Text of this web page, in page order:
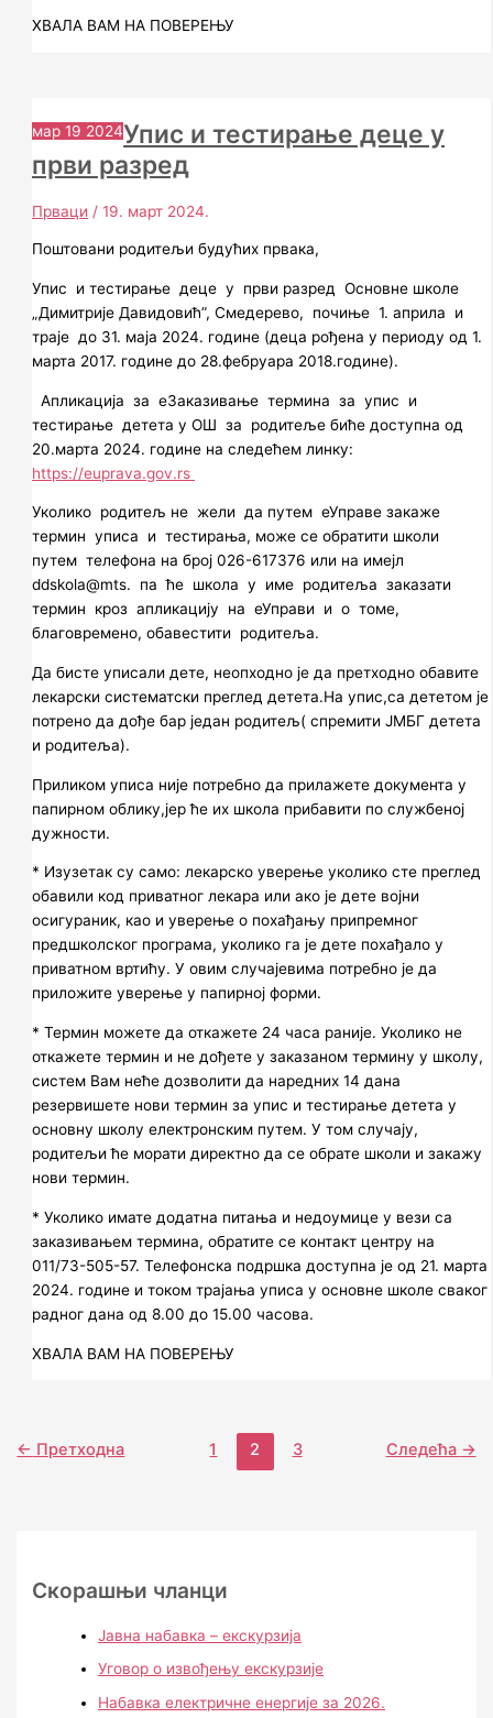
ХВАЛА ВАМ НА ПОВЕРЕЊУ
мар 19 2024Упис и тестирање деце у
први разред
Прваци /19. март 2024.
Поштовани родитељи будућих првака,
Упис и тестирање деце у први разред Основне школе
„Димитрије Давидовић”, Смедерево, почиње 1. aприла и
траје до 31. маја 2024. године (деца рођена у периоду од 1.
марта 2017. године до 28.фебруара 2018.године).
Апликација за еЗаказивање термина за упис и
тестирање детета у ОШ за родитеље биће доступна од
20.марта 2024. године на следећем линку:
https://euprava.gov.rs
Уколико родитељ не жели да путем еУправе закаже
термин уписа и тестирања, може се обратити школи
путем телефона на број 026-617376 или на имејл
ddskola@mts. па ће школа у име родитеља заказати
термин кроз апликацију на еУправи и о томе,
благовремено, обавестити родитеља.
Да бисте уписали дете, неопходно је да претходно обавите
лекарски систематски преглед детета.На упис,са дететом је
потрено да дође бар један родитељ( спремити ЈМБГ детета
и родитеља).
Приликом уписа није потребно да прилажете документа у
папирном облику,јер ће их школа прибавити по службеној
дужности.
* Изузетак су само: лекарско уверење уколико сте преглед
обавили код приватног лекара или ако је дете војни
осигураник, као и уверење о похађању припремног
предшколског програма, уколико га је дете похађало у
приватном вртићу. У овим случајевима потребно је да
приложите уверење у папирној форми.
* Термин можете да откажете 24 часа раније. Уколико не
откажете термин и не дођете у заказаном термину у школу,
систем Вам неће дозволити да наредних 14 дана
резервишете нови термин за упис и тестирање детета у
основну школу електронским путем. У том случају,
родитељи ће морати директно да се обрате школи и закажу
нови термин.
* Уколико имате додатна питања и недоумице у вези са
заказивањем термина, обратите се контакт центру на
011/73-505-57. Телефонска подршка доступна је од 21. марта
2024. године и током трајања уписа у основне школе сваког
радног дана од 8.00 до 15.00 часова.
ХВАЛА ВАМ НА ПОВЕРЕЊУ
← Претходна 1 2 3 Следећа →
Скорашњи чланци
Јавна набавка – екскурзија
Уговор о извођењу екскурзије
Набавка електричне енергије за 2026.